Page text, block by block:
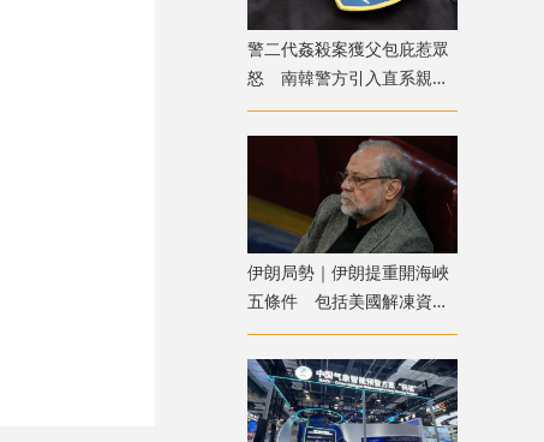
警二代姦殺案獲父包庇惹眾
怒 南韓警方引入直系親屬
涉案迴避制度
伊朗局勢｜伊朗提重開海峽
五條件 包括美國解凍資產
及賠償損失